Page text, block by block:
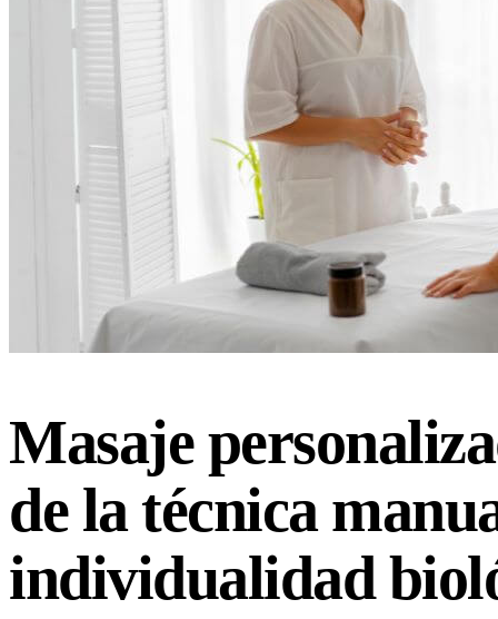
Masaje
de la técnica
individualidad